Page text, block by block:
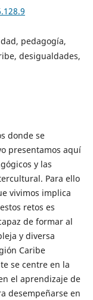
pedagogía,
desigualdades,
donde se
presentamos aquí
y las
Para ello
vivimos implica
retos es
de formar al
y diversa
Caribe
se centre en la
el aprendizaje de
desempeñarse en